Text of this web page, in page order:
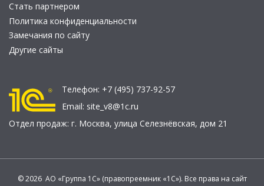
Стать партнером
Политика конфиденциальности
Замечания по сайту
Другие сайты
Телефон: +7 (495) 737-92-57
Email: site_v8@1c.ru
Отдел продаж: г. Москва, улица Селезнёвская, дом 21
© 2026 АО «Группа 1С» (правопреемник «1С»). Все права на сайт